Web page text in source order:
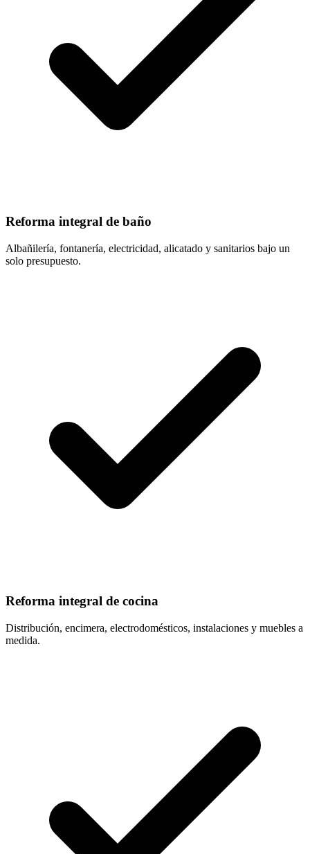
Reforma integral de baño
Albañilería, fontanería, electricidad, alicatado y sanitarios bajo un
solo presupuesto.
Reforma integral de cocina
Distribución, encimera, electrodomésticos, instalaciones y muebles a
medida.